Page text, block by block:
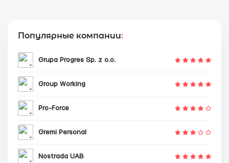
Популярные компании:
Grupa Progres Sp. z o.o.
Group Working
Pro-Force
Gremi Personal
Nostrada UAB